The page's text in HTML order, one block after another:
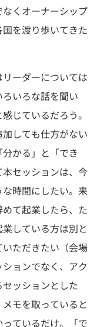
くオーナーシップ
を渡り歩いてきた
ーダーについては
いろな話を聞い
じているだろう。
しても仕方がない
かる」と「でき
セッションは、今
時間にしたい。来
て起業したら、た
している方は別と
ただきたい（会場
ョンでなく、アク
ッションとした
モを取っていると
ているだけ。「で